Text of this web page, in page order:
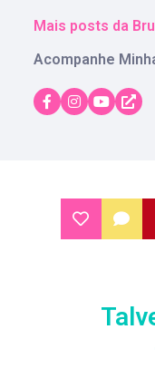
Mais posts da
Acompanhe